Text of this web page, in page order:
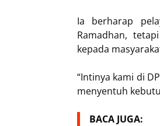
Ia berharap
Ramadhan,
kepada
“Intinya kami di
menyentuh
BACA JUGA: